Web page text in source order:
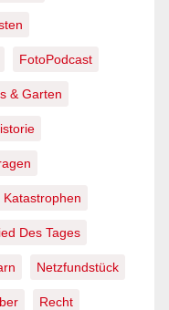
FotoPodcast
& Garten
Katastrophen
Des Tages
Netzfundstück
Recht